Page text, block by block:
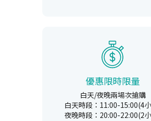
優惠限時限量
白天/夜晚兩場次搶購
白天時段：11:00-15:00(4
夜晚時段：20:00-22:00(2